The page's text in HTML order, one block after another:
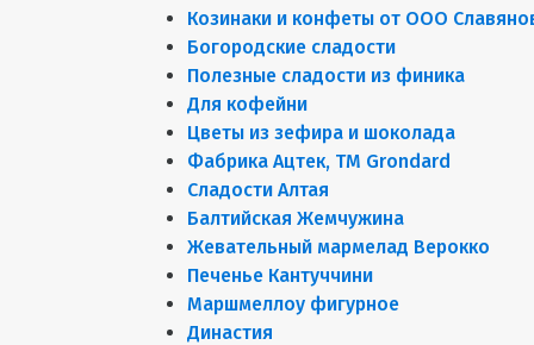
Козинаки и конфеты от ООО
Богородские сладости
Полезные сладости из финика
Для кофейни
Цветы из зефира и шоколада
Фабрика Ацтек, ТМ Grondard
Сладости Алтая
Балтийская Жемчужина
Жевательный мармелад Верокко
Печенье Кантуччини
Маршмеллоу фигурное
Династия